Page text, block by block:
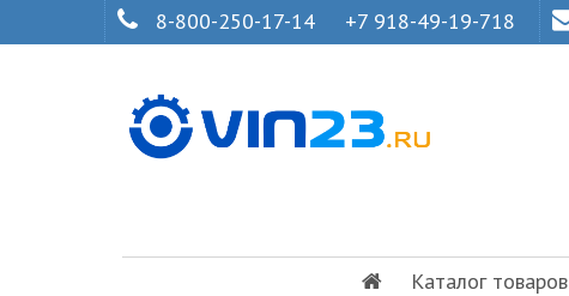
8-800-250-17-14 +7 918-49-19-718
Каталог товаров